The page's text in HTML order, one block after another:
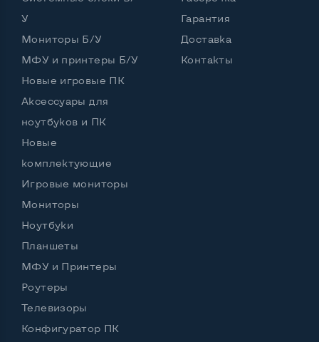
Разъем для микрофона и наушников
Да, спереди и сзади
Выход USB 2_0
Выход USB 3_0
Мощность блока питания, Вт
Внешний блок питания
У
Мониторы Б/У
МФУ и принтеры Б/У
Новые игровые ПК
Аксессуары для
ноутбуков и ПК
Новые
комплектующие
Игровые мониторы
Мониторы
Ноутбуки
Планшеты
МФУ и Принтеры
Роутеры
Телевизоры
Конфигуратор ПК
Гарантия
Доставка
Контакты